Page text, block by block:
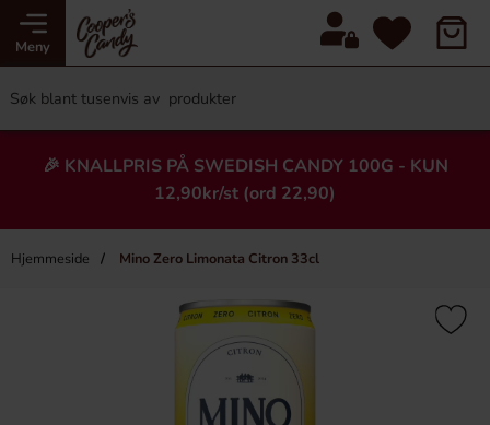
Meny
🎉 KNALLPRIS PÅ SWEDISH CANDY 100G - KUN
12,90kr/st (ord 22,90)
Hjemmeside Mino Zero Limonata Citron 33cl
Heading
×